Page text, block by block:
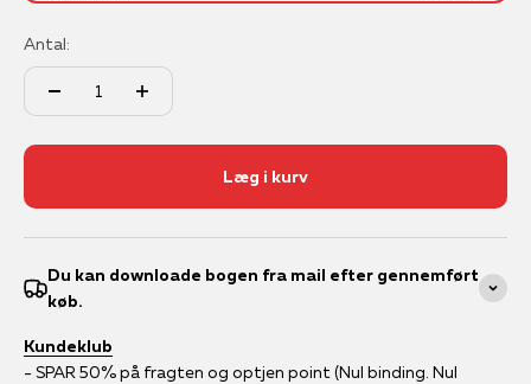
Antal:
Læg i kurv
Du kan downloade bogen fra mail efter gennemført
køb.
Kundeklub
- SPAR 50% på fragten og optjen point (Nul binding. Nul